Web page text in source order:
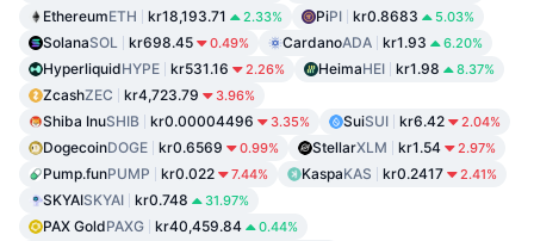
EthereumETH kr18,193.71 2.33% PiPI kr0.8683 5.03%
SolanaSOL kr698.45 0.49% CardanoADA kr1.93 6.20%
HyperliquidHYPE kr531.16 2.26% HeimaHEI kr1.98 8.37%
ZcashZEC kr4,723.79 3.96%
Shiba InuSHIB kr0.00004496 3.35% SuiSUI kr6.42 2.04%
DogecoinDOGE kr0.6569 0.99% StellarXLM kr1.54 2.97%
Pump.funPUMP kr0.022 7.44% KaspaKAS kr0.2417 2.41%
SKYAISKYAI kr0.748 31.97%
PAX GoldPAXG kr40,459.84 0.44%